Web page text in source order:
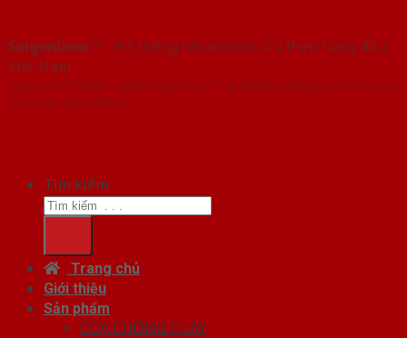
SaigonDoor™ - Hệ thống Showroom cửa thép hàng đầu
Việt Nam
Copyright ⓒ 2016 – 2026 SaigonDoor™ - www.bancuathep.com | Đơn vị
chủ quản SaigonDoor
Tìm kiếm:
Trang chủ
Giới thiệu
Sản phẩm
CỬA CHỐNG CHÁY